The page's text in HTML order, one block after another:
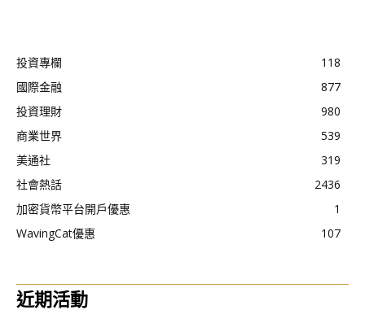
投資專欄
118
國際金融
877
投資理財
980
商業世界
539
美通社
319
社會熱話
2436
加密貨幣平台開戶優惠
1
WavingCat優惠
107
近期活動